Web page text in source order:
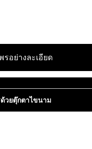
รอย่างละเอียด
วยตุ๊กตาไขนาม